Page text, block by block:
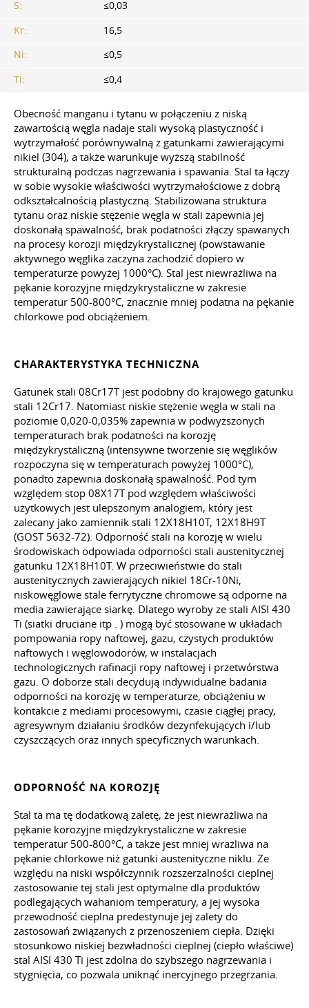
S:
≤0,03
Kr:
16,5
Ni:
≤0,5
Ti:
≤0,4
Obecność manganu i tytanu w połączeniu z niską
zawartością węgla nadaje stali wysoką plastyczność i
wytrzymałość porównywalną z gatunkami zawierającymi
nikiel (304), a także warunkuje wyższą stabilność
strukturalną podczas nagrzewania i spawania. Stal ta łączy
w sobie wysokie właściwości wytrzymałościowe z dobrą
odkształcalnością plastyczną. Stabilizowana struktura
tytanu oraz niskie stężenie węgla w stali zapewnia jej
doskonałą spawalność, brak podatności złączy spawanych
na procesy korozji międzykrystalicznej (powstawanie
aktywnego węglika zaczyna zachodzić dopiero w
temperaturze powyżej 1000°C). Stal jest niewrażliwa na
pękanie korozyjne międzykrystaliczne w zakresie
temperatur 500-800°C, znacznie mniej podatna na pękanie
chlorkowe pod obciążeniem.
CHARAKTERYSTYKA TECHNICZNA
Gatunek stali 08Cr17T jest podobny do krajowego gatunku
stali 12Cr17. Natomiast niskie stężenie węgla w stali na
poziomie 0,020-0,035% zapewnia w podwyższonych
temperaturach brak podatności na korozję
międzykrystaliczną (intensywne tworzenie się węglików
rozpoczyna się w temperaturach powyżej 1000°C),
ponadto zapewnia doskonałą spawalność. Pod tym
względem stop 08X17T pod względem właściwości
użytkowych jest ulepszonym analogiem, który jest
zalecany jako zamiennik stali 12X18H10T, 12X18H9T
(GOST 5632-72). Odporność stali na korozję w wielu
środowiskach odpowiada odporności stali austenitycznej
gatunku 12Х18Н10Т. W przeciwieństwie do stali
austenitycznych zawierających nikiel 18Cr-10Ni,
niskowęglowe stale ferrytyczne chromowe są odporne na
media zawierające siarkę. Dlatego wyroby ze stali AISI 430
Ti (siatki druciane itp . ) mogą być stosowane w układach
pompowania ropy naftowej, gazu, czystych produktów
naftowych i węglowodorów, w instalacjach
technologicznych rafinacji ropy naftowej i przetwórstwa
gazu. O doborze stali decydują indywidualne badania
odporności na korozję w temperaturze, obciążeniu w
kontakcie z mediami procesowymi, czasie ciągłej pracy,
agresywnym działaniu środków dezynfekujących i/lub
czyszczących oraz innych specyficznych warunkach.
ODPORNOŚĆ NA KOROZJĘ
Stal ta ma tę dodatkową zaletę, że jest niewrażliwa na
pękanie korozyjne międzykrystaliczne w zakresie
temperatur 500-800°C, a także jest mniej wrażliwa na
pękanie chlorkowe niż gatunki austenityczne niklu. Ze
względu na niski współczynnik rozszerzalności cieplnej
zastosowanie tej stali jest optymalne dla produktów
podlegających wahaniom temperatury, a jej wysoka
przewodność cieplna predestynuje jej zalety do
zastosowań związanych z przenoszeniem ciepła. Dzięki
stosunkowo niskiej bezwładności cieplnej (ciepło właściwe)
stal AISI 430 Ti jest zdolna do szybszego nagrzewania i
stygnięcia, co pozwala uniknąć inercyjnego przegrzania.